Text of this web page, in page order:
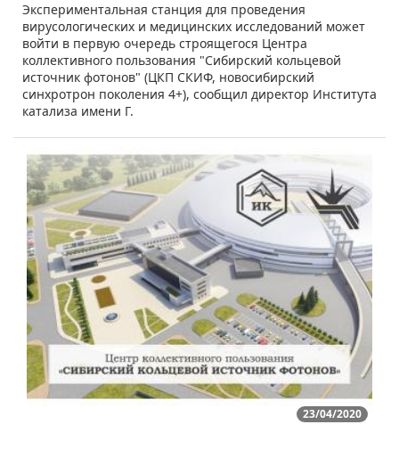
​Экспериментальная станция для проведения
вирусологических и медицинских исследований может
войти в первую очередь строящегося Центра
коллективного пользования "Сибирский кольцевой
источник фотонов" (ЦКП СКИФ, новосибирский
синхротрон поколения 4+), сообщил директор Института
катализа имени Г.
23/04/2020